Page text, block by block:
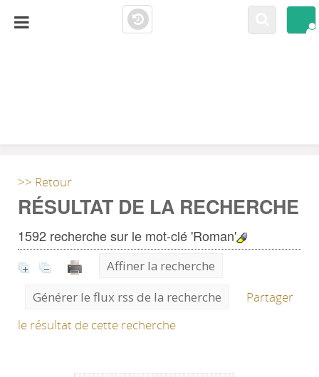
>> Retour
RÉSULTAT DE LA RECHERCHE
1592 recherche sur le mot-clé'Roman'
Affiner la recherche
Générer le flux rss de la recherche
Partager
le résultat de cette recherche